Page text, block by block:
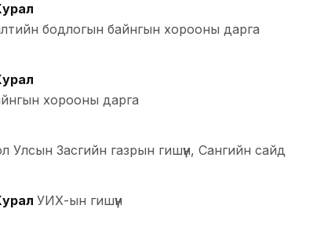
бодлогын байнгын хорооны дарга
хорооны дарга
Улсын Засгийн газрын гишүүн, Сангийн сайд
УИХ-ын гишүүн